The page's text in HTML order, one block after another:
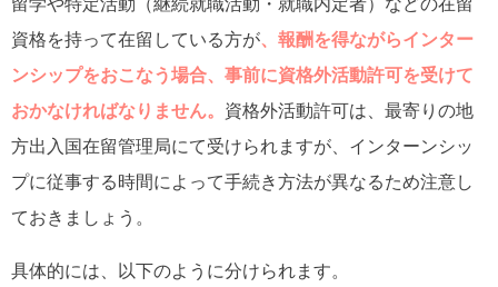
資格を持って在留している方が 、報酬を得ながらインター
ンシップをおこなう場合、事前に資格外活動許可を受けて
おかなければなりません。 資格外活動許可は、最寄りの地
方出入国在留管理局にて受けられますが、インターンシッ
プに従事する時間によって手続き方法が異なるため注意し
ておきましょう。
具体的には、以下のように分けられます。